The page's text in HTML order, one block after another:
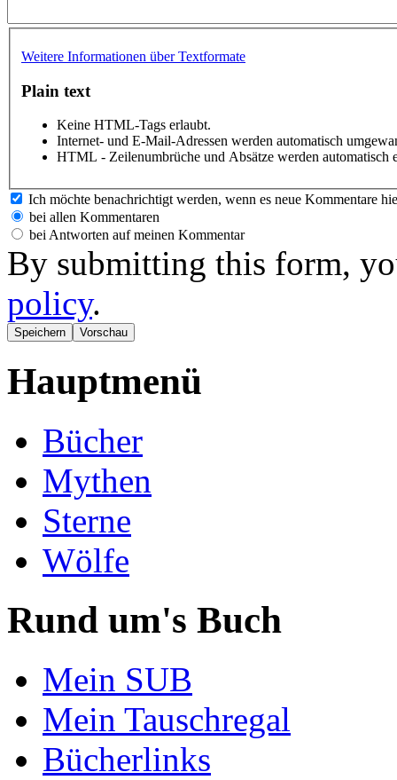
Weitere Informationen über Textformate
Plain text
Keine HTML-Tags erlaubt.
Internet- und E-Mail-Adressen werden automatisch
HTML - Zeilenumbrüche und Absätze werden automatisch
Ich möchte benachrichtigt werden, wenn es neue Kommentare
bei allen Kommentaren
bei Antworten auf meinen Kommentar
By submitting this form,
policy.
Hauptmenü
Bücher
Mythen
Sterne
Wölfe
Rund um's Buch
Mein SUB
Mein Tauschregal
Bücherlinks